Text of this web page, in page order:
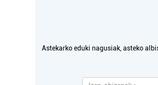
Astekarko eduki nagusiak, asteko